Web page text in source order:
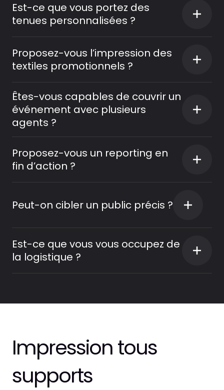
Est-ce que vous portez des
tenues personnalisées ?
Proposez-vous l’impression des
textiles promotionnels ?
Êtes-vous capables de couvrir un
événement avec plusieurs
agents ?
Proposez-vous un reporting en
fin d’action ?
Peut-on cibler un public précis ?
Est-ce que vous vous occupez de
la logistique ?
Impression tous
supports